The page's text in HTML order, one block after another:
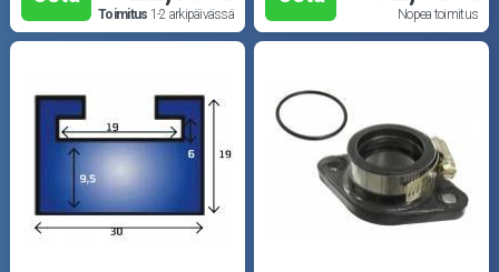
Toimitus 1-2 arkipäivässä Nopea toimitus